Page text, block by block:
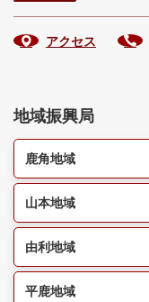
アクセス
地域振興局
鹿角地域
山本地域
由利地域
平鹿地域